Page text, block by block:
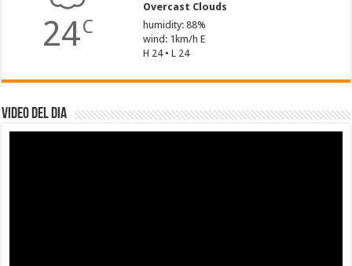
24C
Overcast Clouds
humidity: 88%
wind: 1km/h E
H 24 • L 24
Video del dia